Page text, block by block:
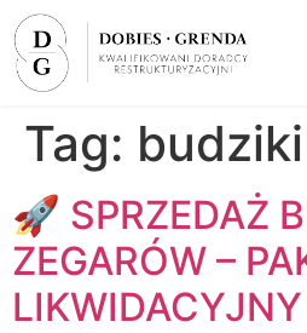
Tag:
🚀 SPRZEDAŻ
ZEGARÓW –